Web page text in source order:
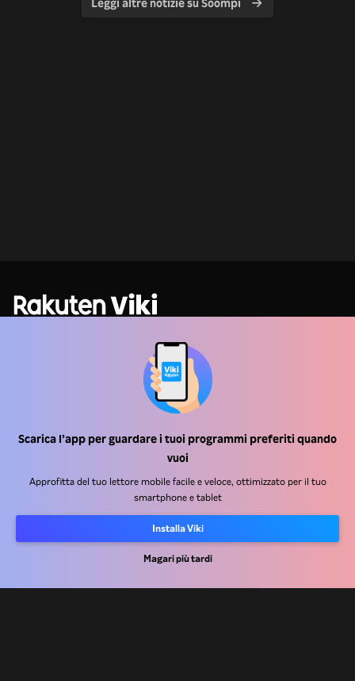
Scarica l’app per guardare i tuoi programmi preferiti quando
vuoi
Approfitta del tuo lettore mobile facile e veloce, ottimizzato per il tuo
smartphone e tablet
Installa Viki
Magari più tardi
Leggi altre notizie su Soompi
Lavora Con Noi
Partner per la distribuzione